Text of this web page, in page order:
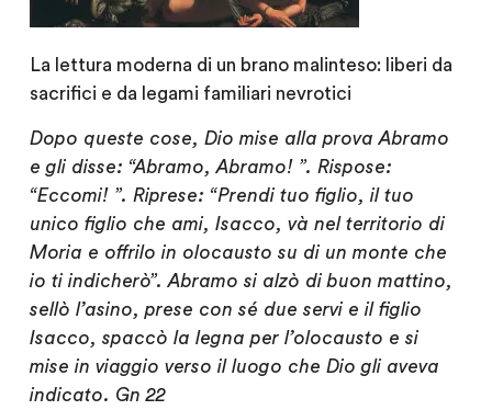
La lettura moderna di un brano malinteso: liberi da
sacrifici e da legami familiari nevrotici
Dopo queste cose, Dio mise alla prova Abramo
e gli disse: “Abramo, Abramo! ”. Rispose:
“Eccomi! ”. Riprese: “Prendi tuo figlio, il tuo
unico figlio che ami, Isacco, và nel territorio di
Moria e offrilo in olocausto su di un monte che
io ti indicherò”. Abramo si alzò di buon mattino,
sellò l’asino, prese con sé due servi e il figlio
Isacco, spaccò la legna per l’olocausto e si
mise in viaggio verso il luogo che Dio gli aveva
indicato. Gn 22